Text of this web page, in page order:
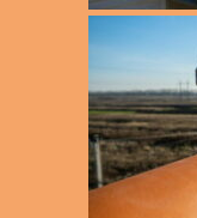
Dachrinnen
Energetische
Fassadenbau
Flachdach
Fuhlsbüttel
Groß Flottbek
Halstenbek
Hamburg
Hasloh
Henstedt
Kaltenkirchen